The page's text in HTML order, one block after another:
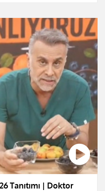
Tanıtımı | Doktor